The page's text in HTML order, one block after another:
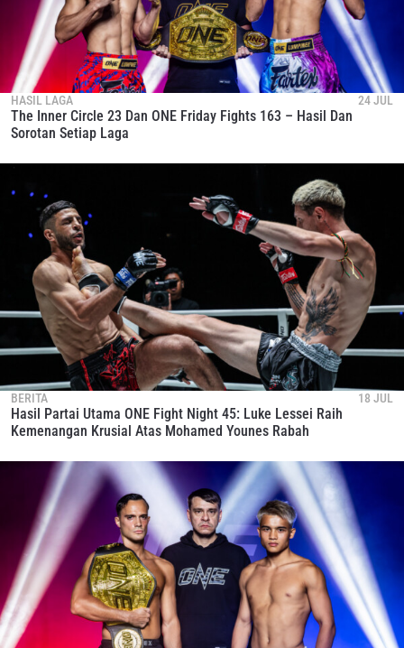
HASIL LAGA 24 JUL
The Inner Circle 23 Dan ONE Friday Fights 163 – Hasil Dan
Sorotan Setiap Laga
BERITA 18 JUL
Hasil Partai Utama ONE Fight Night 45: Luke Lessei Raih
Kemenangan Krusial Atas Mohamed Younes Rabah